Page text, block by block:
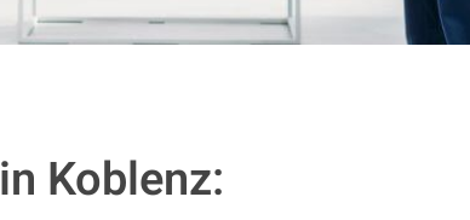
in Koblenz: